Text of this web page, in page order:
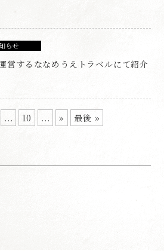
らせ
営するななめうえトラベルにて紹介
... 10 ... » 最後 »